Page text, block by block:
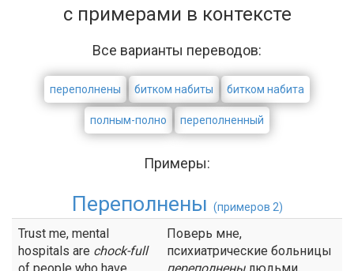
с примерами в контексте
Все варианты переводов:
переполнены битком набиты битком набита
полным-полно переполненный
Примеры:
Переполнены (примеров 2)
Trust me, mental
hospitals are chock-full
Поверь мне,
психиатрические больницы